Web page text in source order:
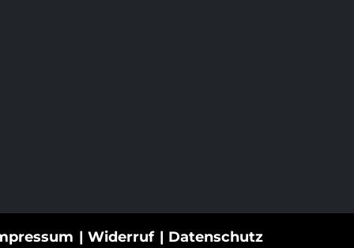
Widerruf Datenschutz